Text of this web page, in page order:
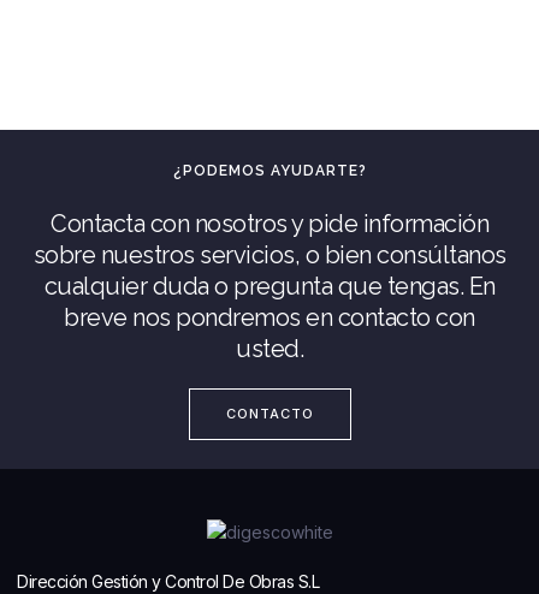
¿PODEMOS AYUDARTE?
Contacta con nosotros y pide información
sobre nuestros servicios, o bien consúltanos
cualquier duda o pregunta que tengas. En
breve nos pondremos en contacto con
usted.
CONTACTO
Dirección Gestión y Control De Obras S.L